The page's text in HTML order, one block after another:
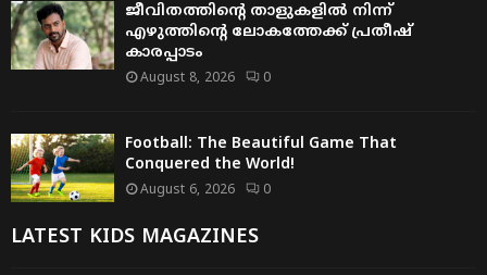
ജീവിതത്തിന്റെ താളുകളിൽ നിന്ന്
എഴുത്തിന്റെ ലോകത്തേക്ക് പ്രതീഷ്
കാരപ്പാടം
August 8, 2026 0
Football: The Beautiful Game That
Conquered the World!
August 6, 2026 0
LATEST KIDS MAGAZINES